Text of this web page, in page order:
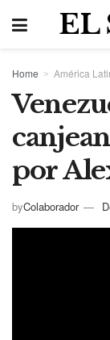
EL
Home América
por
byColaborador